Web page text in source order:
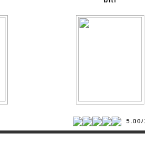
5.00/